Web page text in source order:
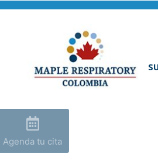
Agenda tu cita